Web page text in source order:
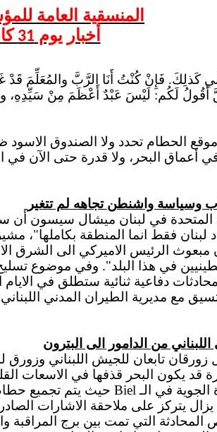
المنسقية العامة
أخبار يوم31
كَذلِكَ. فَإِنْ كُنْتُ أَنَا الرَّبَّ والمُعَلِّمَ
أَقُولُ لَكُم: لَيْسَ عَبْدٌ أَعْظَمَ مِنْ
موقع الحطام تحدد ولا الصندوق
أعماق البحر، ولا قدرة حتى الآن
وسياسة واشنطن تجاهه لم تتغير
سفيرة الولايات المتحدة في لبنان ميشال
لبنان فقط انما المنطقة
مبعوث الرئيس الاميركي الى الشرق
في هذا البلد". وفي موضوع
دفاعية ثنائية ستطلق في
مع مديرية الطيران المدني
من الدامور الى البترون
تابعان للجيش اللبناني وزورق
قد يكون البحر قذفها في الاسعات
الجوية في الـBiel حيث يتم تجميع
يتركز على ملاحقة الاشارات
التي تمت بين برج المراقبة